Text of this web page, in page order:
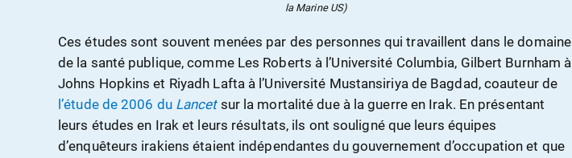
la Marine US)
Ces études sont souvent menées par des personnes qui travaillent dans le domaine
de la santé publique, comme Les Roberts à l’Université Columbia, Gilbert Burnham à
Johns Hopkins et Riyadh Lafta à l’Université Mustansiriya de Bagdad, coauteur de
l’étude de 2006 du Lancetsur la mortalité due à la guerre en Irak. En présentant
leurs études en Irak et leurs résultats, ils ont souligné que leurs équipes
d’enquêteurs irakiens étaient indépendantes du gouvernement d’occupation et que